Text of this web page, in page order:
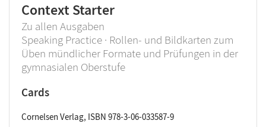
Context Starter
Zu allen Ausgaben
Speaking Practice · Rollen- und Bildkarten zum
Üben mündlicher Formate und Prüfungen in der
gymnasialen Oberstufe
Cards
Cornelsen Verlag, ISBN 978-3-06-033587-9